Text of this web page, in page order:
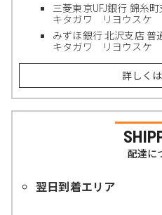
三菱東京UFJ銀行 錦糸
キタガワ リヨウスケ
みずほ銀行 北沢支店 普
キタガワ リヨウスケ
詳しく
配達に
翌日到着エリア